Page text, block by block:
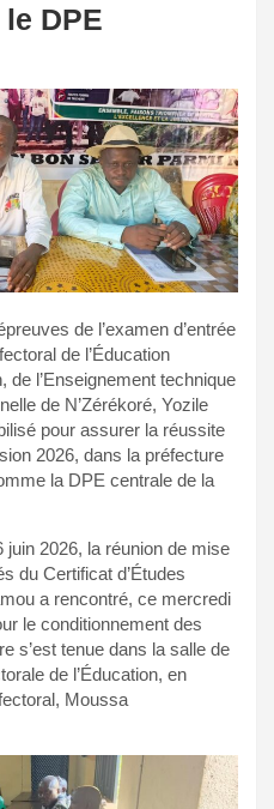
DPE
de l’examen d’entrée
de l’Éducation
de l’Enseignement technique
de N’Zérékoré, Yozile
pour assurer la réussite
2026, dans la préfecture
la DPE centrale de la
2026, la réunion de mise
du Certificat d’Études
a rencontré, ce mercredi
le conditionnement des
s’est tenue dans la salle de
de l’Éducation, en
Moussa